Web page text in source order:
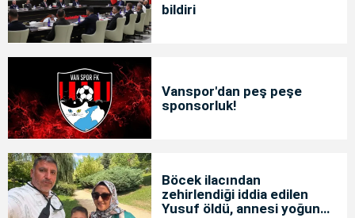
bildiri
Vanspor'dan peş peşe
sponsorluk!
Böcek ilacından
zehirlendiği iddia edilen
Yusuf öldü, annesi yoğun